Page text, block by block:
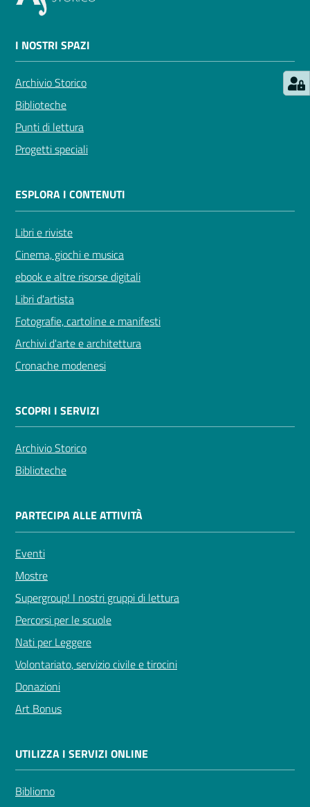
I NOSTRI SPAZI
Archivio Storico
Biblioteche
Punti di lettura
Progetti speciali
ESPLORA I CONTENUTI
Libri e riviste
Cinema, giochi e musica
ebook e altre risorse digitali
Libri d'artista
Fotografie, cartoline e manifesti
Archivi d'arte e architettura
Cronache modenesi
SCOPRI I SERVIZI
Archivio Storico
Biblioteche
PARTECIPA ALLE ATTIVITÀ
Eventi
Mostre
Supergroup! I nostri gruppi di lettura
Percorsi per le scuole
Nati per Leggere
Volontariato, servizio civile e tirocini
Donazioni
Art Bonus
UTILIZZA I SERVIZI ONLINE
Bibliomo